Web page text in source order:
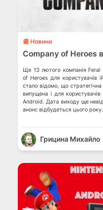
📰 Новини
Company of Heroes
Ще 13 лютого компанія Feral
of Heroes для користувачів
стало відомо, що стратегічна
випущена і для
Android. Дата виходу ще
анонс відбудеться цього
Грицина Михайло